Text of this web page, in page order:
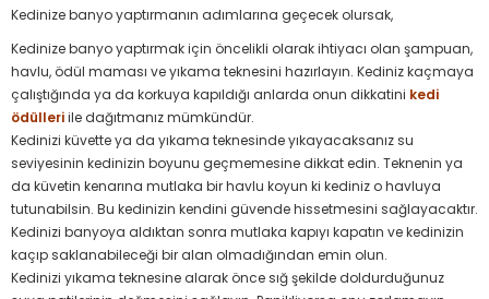
Kedinize banyo yaptırmanın adımlarına geçecek olursak,
Kedinize banyo yaptırmak için öncelikli olarak ihtiyacı olan şampuan,
havlu, ödül maması ve yıkama teknesini hazırlayın. Kediniz kaçmaya
çalıştığında ya da korkuya kapıldığı anlarda onun dikkatini kedi
ödülleriile dağıtmanız mümkündür.
Kedinizi küvette ya da yıkama teknesinde yıkayacaksanız su
seviyesinin kedinizin boyunu geçmemesine dikkat edin. Teknenin ya
da küvetin kenarına mutlaka bir havlu koyun ki kediniz o havluya
tutunabilsin. Bu kedinizin kendini güvende hissetmesini sağlayacaktır.
Kedinizi banyoya aldıktan sonra mutlaka kapıyı kapatın ve kedinizin
kaçıp saklanabileceği bir alan olmadığından emin olun.
Kedinizi yıkama teknesine alarak önce sığ şekilde doldurduğunuz